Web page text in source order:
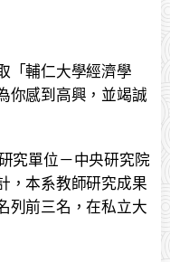
「輔仁大學經濟學
你感到高興，並竭誠
究單位－中央研究院
，本系教師研究成果
列前三名，在私立大